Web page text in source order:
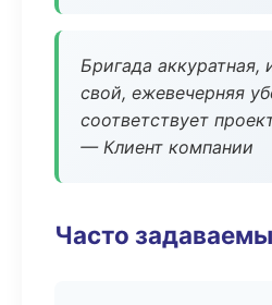
Бригада аккуратная,
свой, ежевечерняя
соответствует
— Клиент компании
Часто